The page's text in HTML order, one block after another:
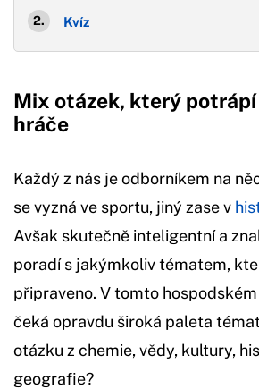
Kvíz
Mix otázek, který
hráče
Každý z nás je odborníkem na
se vyzná ve sportu, jiný zase v
Avšak skutečně inteligentní a
poradí s jakýmkoliv tématem,
připraveno. V tomto
čeká opravdu široká paleta
otázku z chemie, vědy, kultury,
geografie?